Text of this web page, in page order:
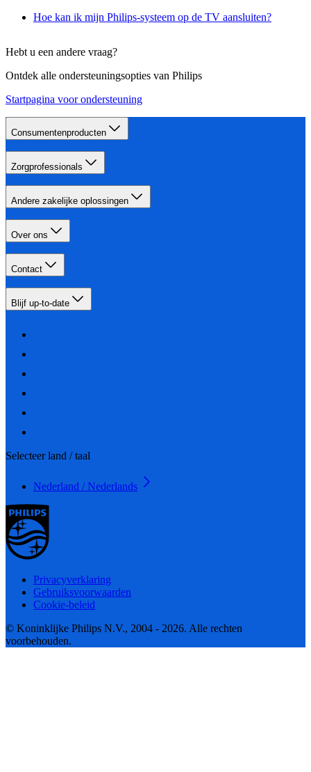
Hoe kan ik mijn Philips-systeem op de TV aansluiten?
Hebt u een andere vraag?
Ontdek alle ondersteuningsopties van Philips
Startpagina voor ondersteuning
Consumentenproducten
Zorgprofessionals
Andere zakelijke oplossingen
Over ons
Contact
Blijf up-to-date
Selecteer land / taal
Nederland / Nederlands
Privacyverklaring
Gebruiksvoorwaarden
Cookie-beleid
© Koninklijke Philips N.V., 2004 - 2026. Alle rechten
voorbehouden.